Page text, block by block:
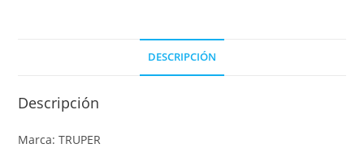
DESCRIPCIÓN
Descripción
Marca: TRUPER